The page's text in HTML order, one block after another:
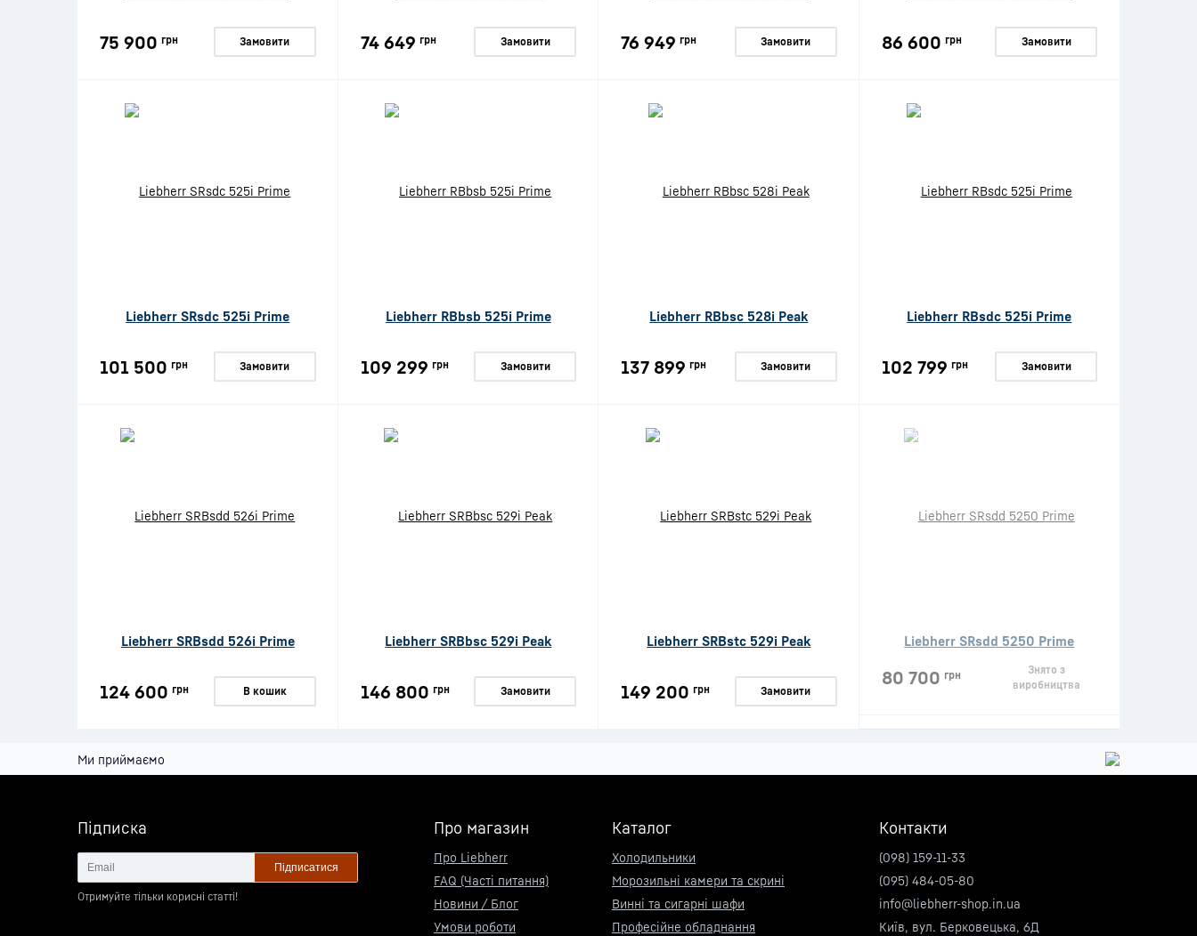
75 900 грн Замовити 74 649 грн Замовити 76 949 грн Замовити 86 600 грн Замовити
Liebherr SRsdc 525i Prime
101 500 грн Замовити
Liebherr RBbsb 525i Prime
109 299 грн Замовити
Liebherr RBbsc 528i Peak
137 899 грн Замовити
Liebherr RBsdc 525i Prime
102 799 грн Замовити
Liebherr SRBsdd 526i Prime
124 600 грн В кошик
Liebherr SRBbsc 529i Peak
146 800 грн Замовити
Liebherr SRBstc 529i Peak
149 200 грн Замовити
Liebherr SRsdd 5250 Prime
80 700 грн
Знято з
виробництва
Ми приймаємо
Підписка
Підписатися
Отримуйте тільки корисні статті!
Про магазин
Про Liebherr
FAQ (Часті питання)
Новини / Блог
Умови роботи
Каталог
Холодильники
Морозильні камери та скрині
Винні та сигарні шафи
Професійне обладнання
Контакти
(098) 159-11-33
(095) 484-05-80
info@liebherr-shop.in.ua
Київ, вул. Берковецька, 6Д